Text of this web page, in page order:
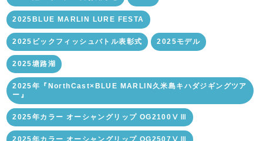
2025BLUE MARLIN LURE FESTA
2025ビックフィッシュバトル表彰式 2025モデル
2025塘路湖
2025年『NorthCast×BLUE MARLIN久米島キハダジギングツア
ー』
2025年カラー オーシャングリップ OG2100ⅤⅢ
2025年カラー オーシャングリップ OG2507ⅤⅢ